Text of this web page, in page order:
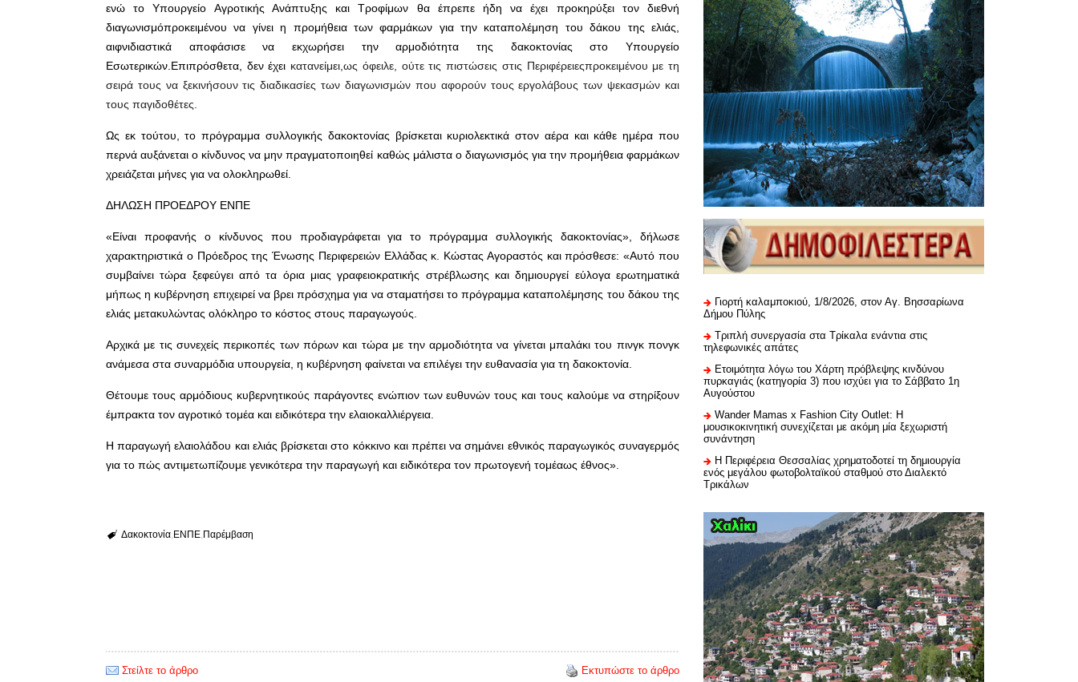
ενώ το Υπουργείο Αγροτικής Ανάπτυξης και Τροφίμων θα έπρεπε ήδη να έχει προκηρύξει τον διεθνή
διαγωνισμόπροκειμένου να γίνει η προμήθεια των φαρμάκων για την καταπολέμηση του δάκου της ελιάς,
αιφνιδιαστικά αποφάσισε να εκχωρήσει την αρμοδιότητα της δακοκτονίας στο Υπουργείο
Εσωτερικών.Επιπρόσθετα, δεν έχει κατανείμει,ως όφειλε, ούτε τις πιστώσεις στις Περιφέρειεςπροκειμένου με τη
σειρά τους να ξεκινήσουν τις διαδικασίες των διαγωνισμών που αφορούν τους εργολάβους των ψεκασμών και
τους παγιδοθέτες.
Ως εκ τούτου, το πρόγραμμα συλλογικής δακοκτονίας βρίσκεται κυριολεκτικά στον αέρα και κάθε ημέρα που
περνά αυξάνεται ο κίνδυνος να μην πραγματοποιηθεί καθώς μάλιστα ο διαγωνισμός για την προμήθεια φαρμάκων
χρειάζεται μήνες για να ολοκληρωθεί.
ΔΗΛΩΣΗ ΠΡΟΕΔΡΟΥ ΕΝΠΕ
«Είναι προφανής ο κίνδυνος που προδιαγράφεται για το πρόγραμμα συλλογικής δακοκτονίας», δήλωσε
χαρακτηριστικά ο Πρόεδρος της Ένωσης Περιφερειών Ελλάδας κ. Κώστας Αγοραστός και πρόσθεσε: «Αυτό που
συμβαίνει τώρα ξεφεύγει από τα όρια μιας γραφειοκρατικής στρέβλωσης και δημιουργεί εύλογα ερωτηματικά
μήπως η κυβέρνηση επιχειρεί να βρει πρόσχημα για να σταματήσει το πρόγραμμα καταπολέμησης του δάκου της
ελιάς μετακυλώντας ολόκληρο το κόστος στους παραγωγούς.
Αρχικά με τις συνεχείς περικοπές των πόρων και τώρα με την αρμοδιότητα να γίνεται μπαλάκι του πινγκ πονγκ
ανάμεσα στα συναρμόδια υπουργεία, η κυβέρνηση φαίνεται να επιλέγει την ευθανασία για τη δακοκτονία.
Θέτουμε τους αρμόδιους κυβερνητικούς παράγοντες ενώπιον των ευθυνών τους και τους καλούμε να στηρίξουν
έμπρακτα τον αγροτικό τομέα και ειδικότερα την ελαιοκαλλιέργεια.
Η παραγωγή ελαιολάδου και ελιάς βρίσκεται στο κόκκινο και πρέπει να σημάνει εθνικός παραγωγικός συναγερμός
για το πώς αντιμετωπίζουμε γενικότερα την παραγωγή και ειδικότερα τον πρωτογενή τομέαως έθνος».
Δακοκτονία ΕΝΠΕ Παρέμβαση
Στείλτε το άρθρο
Εκτυπώστε το άρθρο
Γιορτή καλαμποκιού, 1/8/2026, στον Αγ. Βησσαρίωνα
Δήμου Πύλης
Τριπλή συνεργασία στα Τρίκαλα ενάντια στις
τηλεφωνικές απάτες
Ετοιμότητα λόγω του Χάρτη πρόβλεψης κινδύνου
πυρκαγιάς (κατηγορία 3) που ισχύει για το Σάββατο 1η
Αυγούστου
Wander Mamas x Fashion City Outlet: Η
μουσικοκινητική συνεχίζεται με ακόμη μία ξεχωριστή
συνάντηση
H Περιφέρεια Θεσσαλίας χρηματοδοτεί τη δημιουργία
ενός μεγάλου φωτοβολταϊκού σταθμού στο Διαλεκτό
Τρικάλων